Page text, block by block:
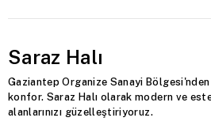
Saraz Halı
Gaziantep Organize Sanayi
konfor. Saraz Halı olarak modern ve
alanlarınızı güzelleştiriyoruz.